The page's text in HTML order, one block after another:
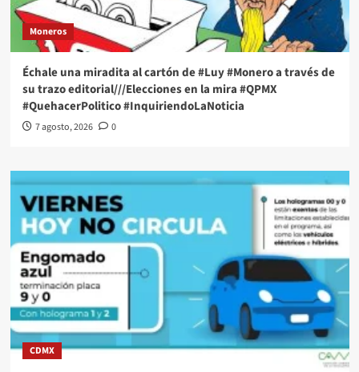
Moneros
Échale una miradita al cartón de #Luy #Monero a través de
su trazo editorial///Elecciones en la mira #QPMX
#QuehacerPolitico #InquiriendoLaNoticia
7 agosto, 2026 0
CDMX